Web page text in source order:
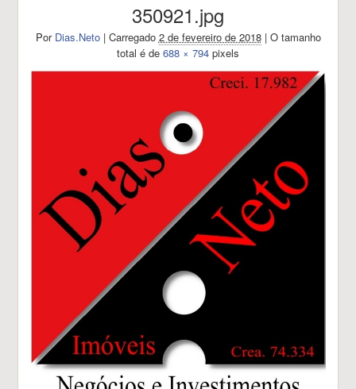
350921.jpg
Por Dias.Neto | Carregado 2 de fevereiro de 2018 |O tamanho
total é de 688 × 794 pixels